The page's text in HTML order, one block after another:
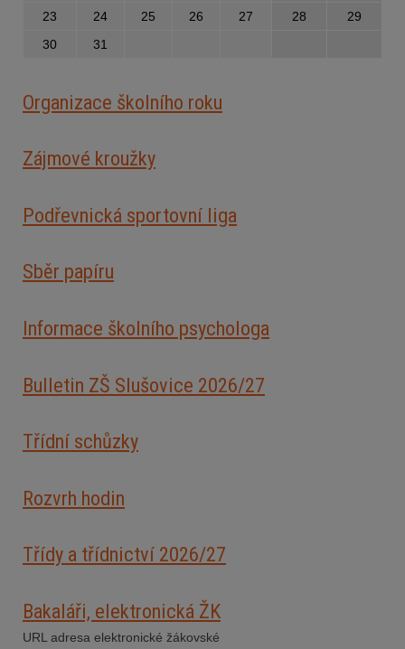
23
24 25 26 27 28
29
30
31
Organizace školního roku
Zájmové kroužky
Podřevnická sportovní liga
Sběr papíru
Informace školního psychologa
Bulletin ZŠ Slušovice 2026/27
Třídní schůzky
Rozvrh hodin
Třídy a třídnictví 2026/27
Bakaláři, elektronická ŽK
URL adresa elektronické žákovské